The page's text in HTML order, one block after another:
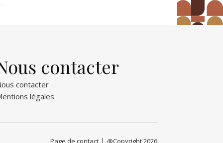
contacter
contacter
légales
@Copyright 2026
Page de contact